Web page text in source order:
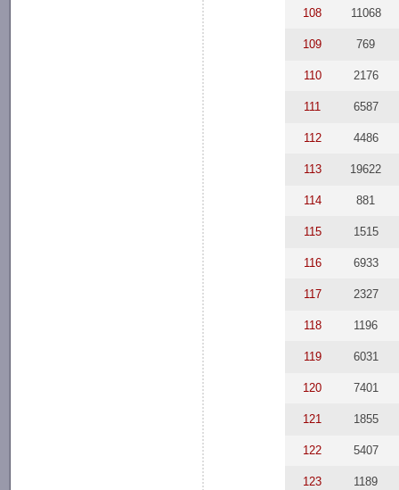
108 11068
109 769
110 2176
111 6587
112 4486
113 19622
114 881
115 1515
116 6933
117 2327
118 1196
119 6031
120 7401
121 1855
122 5407
123 1189